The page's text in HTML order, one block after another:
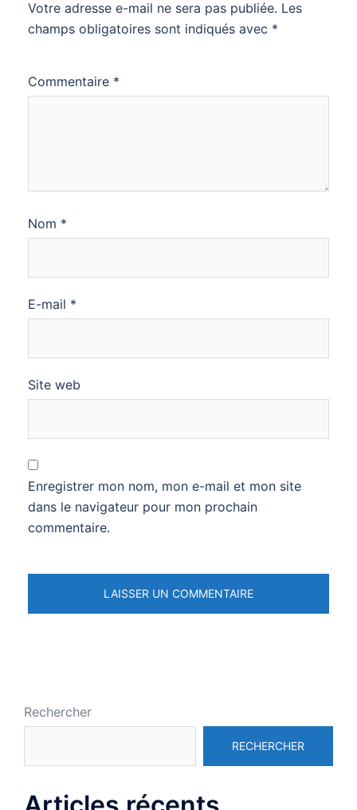
Votre adresse e-mail ne sera pas publiée. Les
champs obligatoires sont indiqués avec *
Commentaire *
Nom *
E-mail *
Site web
Enregistrer mon nom, mon e-mail et mon site
dans le navigateur pour mon prochain
commentaire.
Rechercher
RECHERCHER